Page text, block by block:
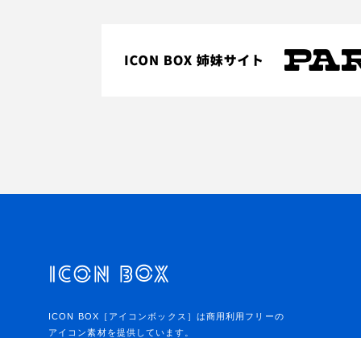
ICON BOX［アイコンボックス］は商用利用フリーの
アイコン素材を提供しています。